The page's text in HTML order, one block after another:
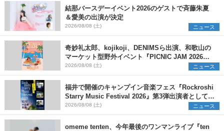
結那バースデーイベント2026のゲストで斉藤朱夏
＆愛美の出演が決定
2026/08/08 (土) ニュース
奇妙礼太郎、kojikoji、DENIMSら出演、和歌山の
マーケット型野外イベント『PICNIC JAM 2026』
早割チケット発売開始
2026/08/08 (土) ニュース
福井で開催のキャンプイン音楽フェス『Rockroshi
Starry Music Festival 2026』第3弾出演者として
SCOOBIE DO、かりゆし58、Reiを発表
2026/08/08 (土) ニュース
omeme tenten、今年最後のワンマンライブ『ten